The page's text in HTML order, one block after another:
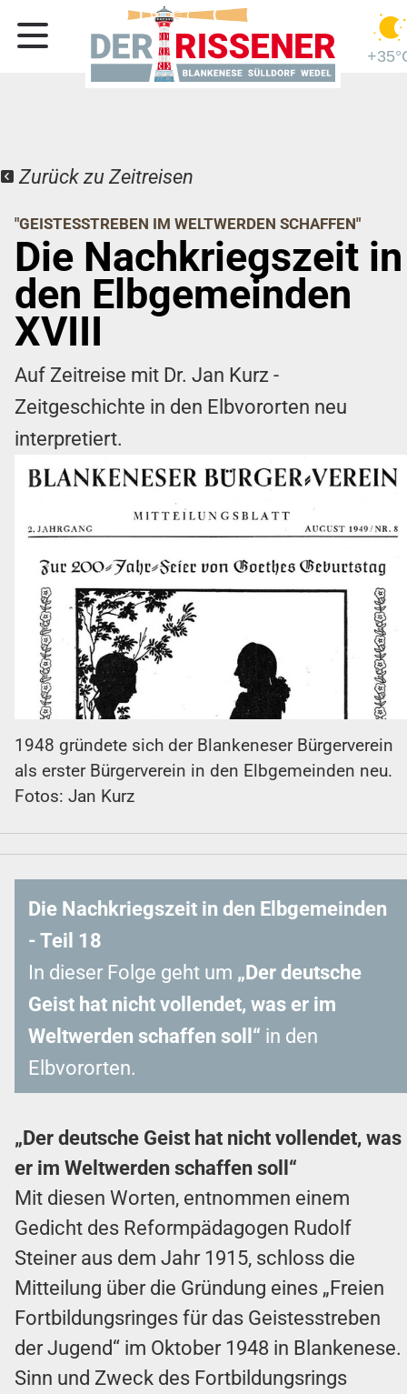
Zurück zu Zeitreisen
"GEISTESSTREBEN IM WELTWERDEN SCHAFFEN"
Die Nachkriegszeit in
den Elbgemeinden
XVIII
Auf Zeitreise mit Dr. Jan Kurz -
Zeitgeschichte in den Elbvororten neu
interpretiert.
1948 gründete sich der Blankeneser Bürgerverein
als erster Bürgerverein in den Elbgemeinden neu.
Fotos: Jan Kurz
Die Nachkriegszeit in den Elbgemeinden
- Teil 18
In dieser Folge geht um „Der deutsche
Geist hat nicht vollendet, was er im
Weltwerden schaffen soll“ in den
Elbvororten.
„Der deutsche Geist hat nicht vollendet, was
er im Weltwerden schaffen soll“
Mit diesen Worten, entnommen einem
Gedicht des Reformpädagogen Rudolf
Steiner aus dem Jahr 1915, schloss die
Mitteilung über die Gründung eines „Freien
Fortbildungsringes für das Geistesstreben
der Jugend“ im Oktober 1948 in Blankenese.
Sinn und Zweck des Fortbildungsrings